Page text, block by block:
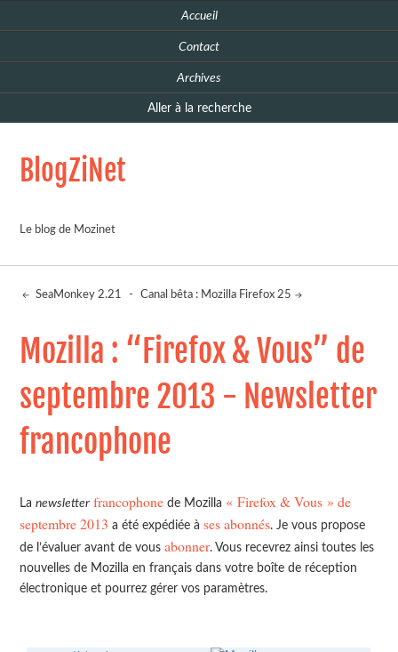
Accueil
Contact
Archives
Aller à la recherche
BlogZiNet
Le blog de Mozinet
SeaMonkey 2.21 - Canal bêta : Mozilla Firefox 25
Mozilla : “Firefox & Vous” de
septembre 2013 - Newsletter
francophone
Lanewsletter francophone de Mozilla « Firefox & Vous » de
septembre 2013 a été expédiée àses abonnés. Je vous propose
de l’évaluer avant de vousabonner. Vous recevrez ainsi toutes les
nouvelles de Mozilla en français dans votre boîte de réception
électronique et pourrez gérer vos paramètres.